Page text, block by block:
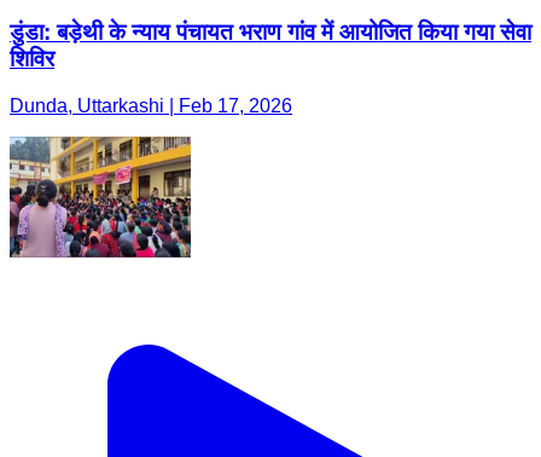
डुंडा: बड़ेथी के न्याय पंचायत भराण गांव में आयोजित किया गया सेवा
शिविर
Dunda, Uttarkashi | Feb 17, 2026